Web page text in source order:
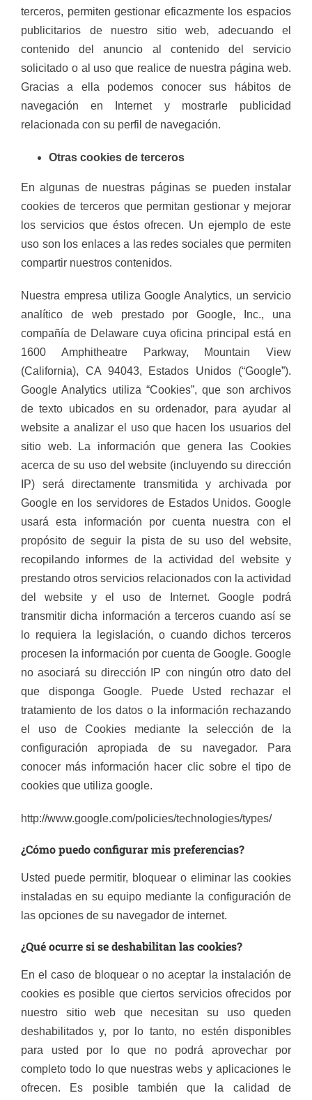
terceros, permiten gestionar eficazmente los espacios
publicitarios de nuestro sitio web, adecuando el
contenido del anuncio al contenido del servicio
solicitado o al uso que realice de nuestra página web.
Gracias a ella podemos conocer sus hábitos de
navegación en Internet y mostrarle publicidad
relacionada con su perfil de navegación.
Otras cookies de terceros
En algunas de nuestras páginas se pueden instalar
cookies de terceros que permitan gestionar y mejorar
los servicios que éstos ofrecen. Un ejemplo de este
uso son los enlaces a las redes sociales que permiten
compartir nuestros contenidos.
Nuestra empresa utiliza Google Analytics, un servicio
analítico de web prestado por Google, Inc., una
compañía de Delaware cuya oficina principal está en
1600 Amphitheatre Parkway, Mountain View
(California), CA 94043, Estados Unidos (“Google”).
Google Analytics utiliza “Cookies”, que son archivos
de texto ubicados en su ordenador, para ayudar al
website a analizar el uso que hacen los usuarios del
sitio web. La información que genera las Cookies
acerca de su uso del website (incluyendo su dirección
IP) será directamente transmitida y archivada por
Google en los servidores de Estados Unidos. Google
usará esta información por cuenta nuestra con el
propósito de seguir la pista de su uso del website,
recopilando informes de la actividad del website y
prestando otros servicios relacionados con la actividad
del website y el uso de Internet. Google podrá
transmitir dicha información a terceros cuando así se
lo requiera la legislación, o cuando dichos terceros
procesen la información por cuenta de Google. Google
no asociará su dirección IP con ningún otro dato del
que disponga Google. Puede Usted rechazar el
tratamiento de los datos o la información rechazando
el uso de Cookies mediante la selección de la
configuración apropiada de su navegador. Para
conocer más información hacer clic sobre el tipo de
cookies que utiliza google.
http://www.google.com/policies/technologies/types/
¿Cómo puedo configurar mis preferencias?
Usted puede permitir, bloquear o eliminar las cookies
instaladas en su equipo mediante la configuración de
las opciones de su navegador de internet.
¿Qué ocurre si se deshabilitan las cookies?
En el caso de bloquear o no aceptar la instalación de
cookies es posible que ciertos servicios ofrecidos por
nuestro sitio web que necesitan su uso queden
deshabilitados y, por lo tanto, no estén disponibles
para usted por lo que no podrá aprovechar por
completo todo lo que nuestras webs y aplicaciones le
ofrecen. Es posible también que la calidad de